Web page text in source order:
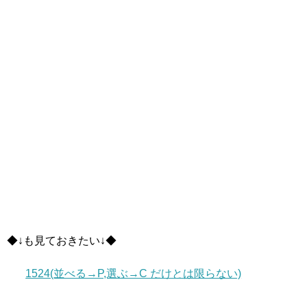
◆↓も見ておきたい↓◆
1524(並べる→P,選ぶ→C だけとは限らない)